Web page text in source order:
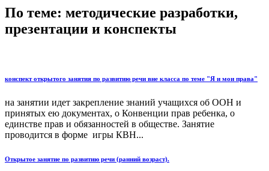
По теме: методические разработки,
презентации и конспекты
конспект открытого занятия по развитию речи вне класса по теме "Я и мои права"
на занятии идет закрепление знаний учащихся об ООН и
принятых ею документах, о Конвенции прав ребенка, о
единстве прав и обязанностей в обществе. Занятие
проводится в форме игры КВН...
Открытое занятие по развитию речи (ранний возраст).